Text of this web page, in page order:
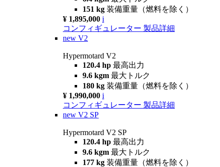
151 kg 装備重量（燃料を除く）
¥ 1,895,000 i
コンフィギュレーター 製品詳細
new V2
Hypermotard V2
120.4 hp 最高出力
9.6 kgm 最大トルク
180 kg 装備重量（燃料を除く）
¥ 1,990,000 i
コンフィギュレーター 製品詳細
new V2 SP
Hypermotard V2 SP
120.4 hp 最高出力
9.6 kgm 最大トルク
177 kg 装備重量（燃料を除く）